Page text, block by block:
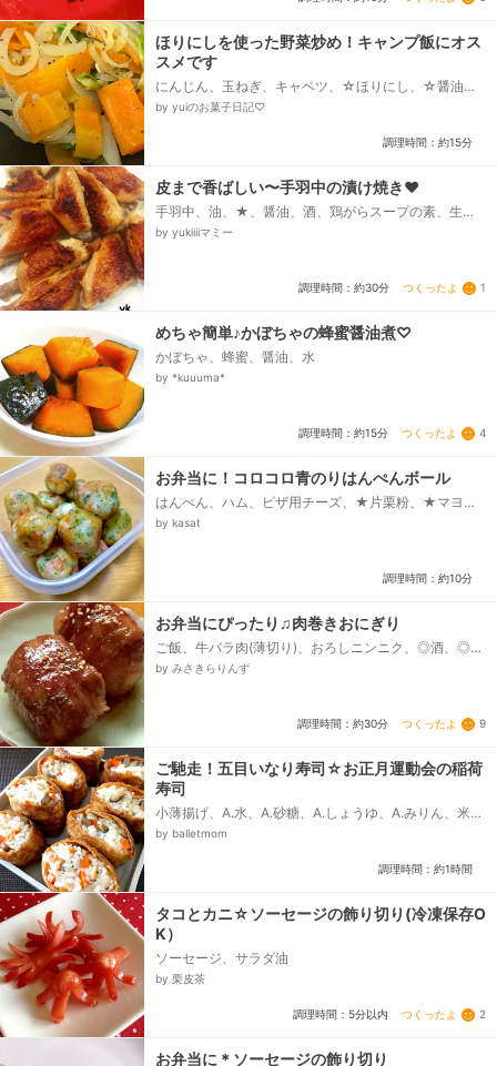
ほりにしを使った野菜炒め！キャンプ飯にオス
スメです
にんじん、玉ねぎ、キャベツ、☆ほりにし、☆醤油、
油
by yuiのお菓子日記♡
調理時間：約15分
皮まで香ばしい〜手羽中の漬け焼き❤
手羽中、油、★、醤油、酒、鶏がらスープの素、生姜
チューブ、にんにくチューブ
by yukiiiiマミー
調理時間：約30分 つくったよ 1
めちゃ簡単♪かぼちゃの蜂蜜醤油煮♡
かぼちゃ、蜂蜜、醤油、水
by *kuuuma*
調理時間：約15分 つくったよ 4
お弁当に！コロコロ青のりはんぺんボール
はんぺん、ハム、ピザ用チーズ、★片栗粉、★マヨネ
ーズ、★青のり、サラダ油
by kasat
調理時間：約10分
お弁当にぴったり♫肉巻きおにぎり
ご飯、牛バラ肉(薄切り)、おろしニンニク、◎酒、◎醤
油、◎砂糖、◎みりん、◎鶏がらスープの素
by みさきらりんず
調理時間：約30分 つくったよ 9
ご馳走！五目いなり寿司☆お正月運動会の稲荷
寿司
小薄揚げ、A.水、A.砂糖、A.しょうゆ、A.みりん、米、
B.酢、B.砂糖、B.塩、鶏モモ肉、にんじん、しいたけ、
by balletmom
調理時間：約1時間
タコとカニ☆ソーセージの飾り切り(冷凍保存O
K）
ソーセージ、サラダ油
by 栗皮茶
調理時間：5分以内 つくったよ 2
お弁当に＊ソーセージの飾り切り